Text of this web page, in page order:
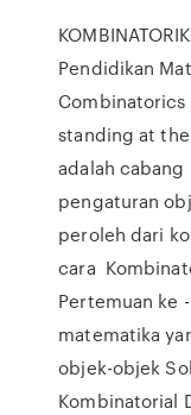
Pendidikan
Combinatorics
standing at
adalah
pengaturan
peroleh dari
cara
Pertemuan ke
matematika
objek-objek
Kombinatorial